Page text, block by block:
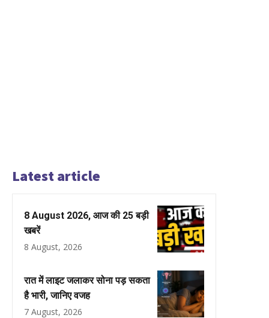
Latest article
8 August 2026, आज की 25 बड़ी
खबरें
8 August, 2026
रात में लाइट जलाकर सोना पड़ सकता
है भारी, जानिए वजह
7 August, 2026